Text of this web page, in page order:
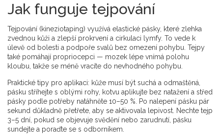
Jak funguje tejpování
Tejpování (kineziotaping) využívá elastické pásky, které zlehka
zvednou kůži a zlepší prokrvení a cirkulaci lymfy. To vede k
úlevě od bolesti a podpoře svalů bez omezení pohybu. Tejpy
také pomáhají propriocepci — mozek lépe vnímá polohu
kloubu, takže se méně vracíte do nevhodného pohybu.
Praktické tipy pro aplikaci: kůže musí být suchá a odmaštěná,
pásku stříhejte s oblými rohy, kotvu aplikujte bez natažení a střed
pásky podle potřeby natáhněte 10–50 %. Po nalepení pásku pár
sekund důkladně přetřete, aby se aktivovala lepivost. Nechte tejp
3–5 dní, pokud se objevuje svědění nebo zarudnutí, pásku
sundejte a poraďte se s odborníkem.